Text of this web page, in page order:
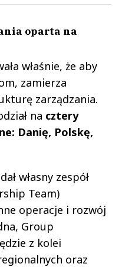
oparta na
właśnie, że aby
zamierza
zarządzania.
na cztery
Danię, Polskę,
własny zespół
Team)
operacje i rozwój
Group
z kolei
oraz